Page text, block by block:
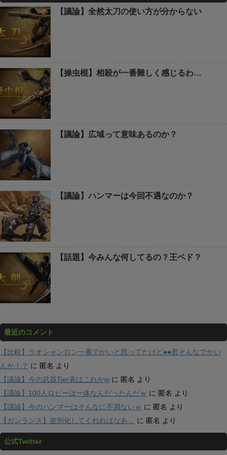
【議論】全然太刀の使い方が分からない
【操虫棍】相殺が一番難しく感じるわ…
【議論】広域って意味あるのか？
【議論】ハンマーは今回不遇なのか？
【話題】今みんな何してるの？王ベド？
最近のコメント
【比較】ラオシャンロン一番でかいと思ってたけど●●君そんなでかい
んか！？ に 匿名 より
【議論】今の武器Tier表はこれかw に 匿名 より
【議論】100人ロビーは一体なんだったんだｗ に 匿名 より
【議論】今のハンマーはそんなに不満ないｗ に 匿名 より
【ガンランス】差別化してくれればなあ…
に 匿名 より
公式Twitter